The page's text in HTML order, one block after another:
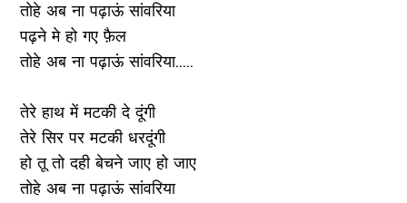
तोहे अब ना पढ़ाऊं सांवरिया
पढ़ने मे हो गए फ़ैल
तोहे अब ना पढ़ाऊं सांवरिया.....
तेरे हाथ में मटकी दे दूंगी
तेरे सिर पर मटकी धरदूंगी
हो तू तो दही बेचने जाए हो जाए
तोहे अब ना पढ़ाऊं सांवरिया